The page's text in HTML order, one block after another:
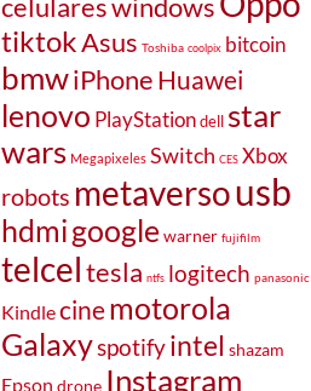
celulareswindows
tiktokAsus Toshiba coolpix bitcoin
bmwiPhone Huawei
lenovo PlayStation dell
star
wars Megapixeles Switch CES Xbox
robots metaversousb
hdmigoogle warner fujifilm
telceltesla ntfs logitech panasonic
Kindlecinemotorola
Galaxyspotifyintel shazam
Epson drone Instagram